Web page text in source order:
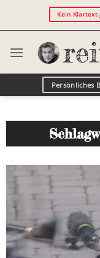
Kein
Persönliches